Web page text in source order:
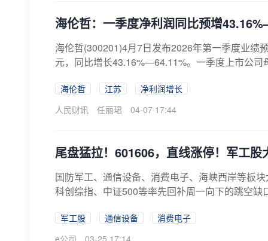
海伦哲：一季度净利润同比预增
海伦哲(300201)4月7日发布2026年第一季度业
元，同比增长43.16%—64.11%。一季度上市公司
海伦哲 江苏
净利润增长
人民财讯
任丽珺 04-07 17:44
尾盘猛拉！601606，直线涨停！军工股
国防军工、通信设备、消费电子、海峡西岸等板
科创综指、中证500等率先回补周一向下的跳空
军工股 通信设备
消费电子
e公司
03-25 17:14